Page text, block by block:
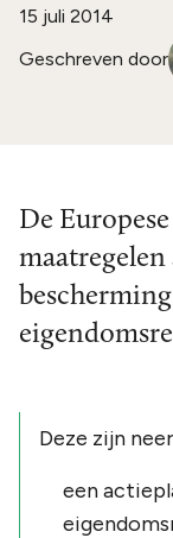
15 juli 2014
Geschreven door
De
Deze zijn
een